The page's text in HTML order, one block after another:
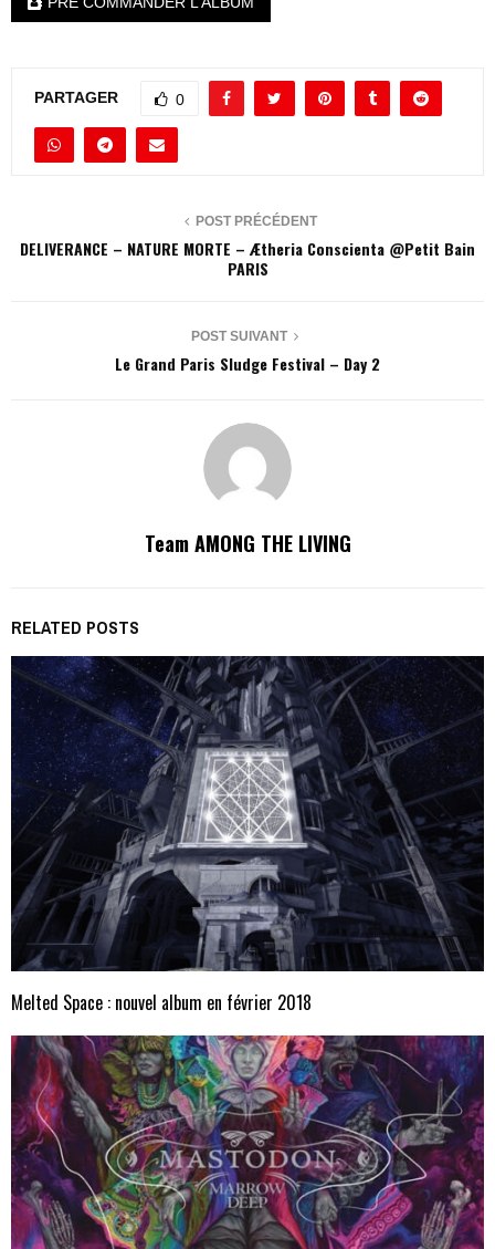
PARTAGER 0
POST PRÉCÉDENT
DELIVERANCE – NATURE MORTE – Ætheria Conscienta @Petit Bain
PARIS
POST SUIVANT
Le Grand Paris Sludge Festival – Day 2
Team AMONG THE LIVING
RELATED POSTS
Melted Space : nouvel album en février 2018